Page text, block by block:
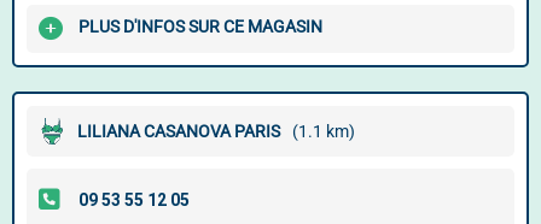
PLUS D'INFOS SUR CE MAGASIN
LILIANA CASANOVA PARIS (1.1 km)